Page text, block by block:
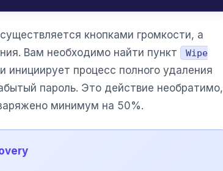
кнопками громкости, а
Вам необходимо найти пункт
Wipe
инициирует процесс полного удаления
пароль. Это действие необратимо,
минимум на 50%.